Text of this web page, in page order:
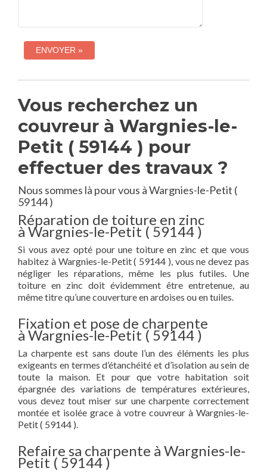
Vous recherchez un
couvreur à Wargnies-le-
Petit ( 59144 ) pour
effectuer des travaux ?
Nous sommes là pour vous à Wargnies-le-Petit (
59144 )
Réparation de toiture en zinc
à Wargnies-le-Petit ( 59144 )
Si vous avez opté pour une toiture en zinc et que vous
habitez à Wargnies-le-Petit ( 59144 ), vous ne devez pas
négliger les réparations, même les plus futiles. Une
toiture en zinc doit évidemment être entretenue, au
même titre qu’une couverture en ardoises ou en tuiles.
Fixation et pose de charpente
à Wargnies-le-Petit ( 59144 )
La charpente est sans doute l’un des éléments les plus
exigeants en termes d’étanchéité et d’isolation au sein de
toute la maison. Et pour que votre habitation soit
épargnée des variations de températures extérieures,
vous devez tout miser sur une charpente correctement
montée et isolée grace à votre couvreur à Wargnies-le-
Petit ( 59144 ).
Refaire sa charpente à Wargnies-le-
Petit ( 59144 )